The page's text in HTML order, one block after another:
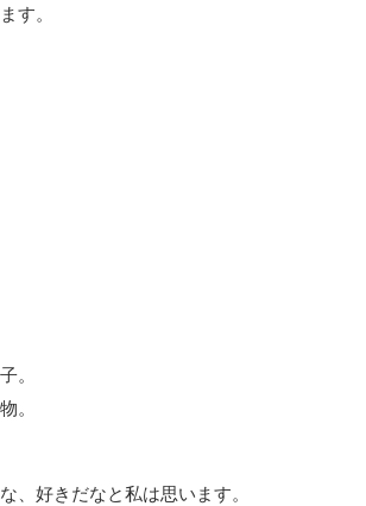
す。
。
。
、好きだなと私は思います。